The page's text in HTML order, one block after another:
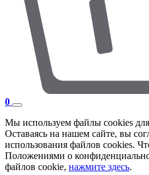
0
Мы используем файлы cookies
Оставаясь на нашем сайте, вы
использования файлов cookies.
Положениями о
файлов cookie, нажмите здесь.